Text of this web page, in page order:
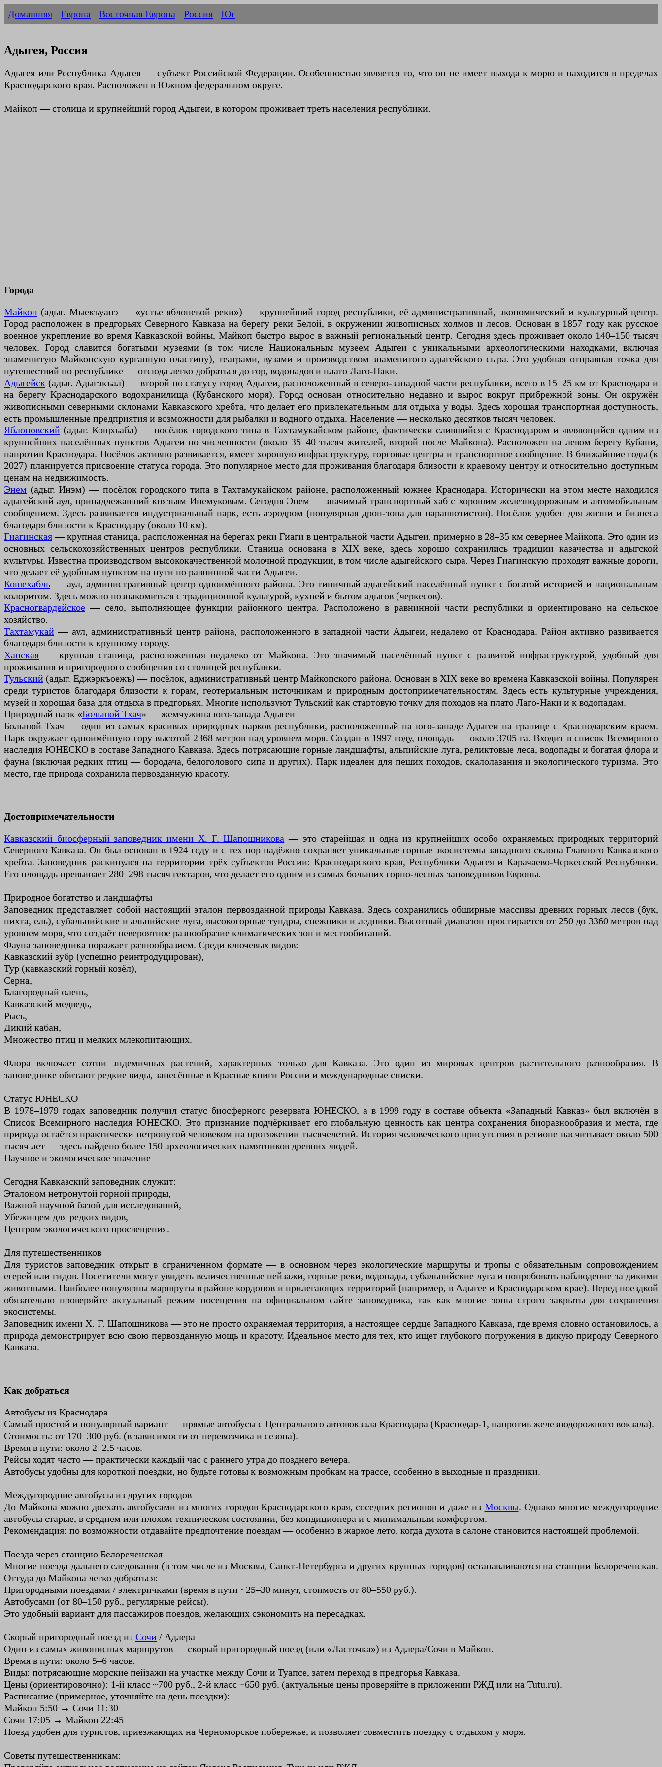
Домашняя Европа Восточная Европа Россия Юг
Адыгея, Россия
Адыгея или Республика Адыгея — субъект Российской Федерации. Особенностью является то, что он не имеет выхода к морю и находится в пределах
Краснодарского края. Расположен в Южном федеральном округе.
Майкоп — столица и крупнейший город Адыгеи, в котором проживает треть населения республики.
Города
Майкоп (адыг. Мыекъуапэ — «устье яблоневой реки») — крупнейший город республики, её административный, экономический и культурный центр.
Город расположен в предгорьях Северного Кавказа на берегу реки Белой, в окружении живописных холмов и лесов. Основан в 1857 году как русское
военное укрепление во время Кавказской войны, Майкоп быстро вырос в важный региональный центр. Сегодня здесь проживает около 140–150 тысяч
человек. Город славится богатыми музеями (в том числе Национальным музеем Адыгеи с уникальными археологическими находками, включая
знаменитую Майкопскую курганную пластину), театрами, вузами и производством знаменитого адыгейского сыра. Это удобная отправная точка для
путешествий по республике — отсюда легко добраться до гор, водопадов и плато Лаго-Наки.
Адыгейск (адыг. Адыгэкъал) — второй по статусу город Адыгеи, расположенный в северо-западной части республики, всего в 15–25 км от Краснодара и
на берегу Краснодарского водохранилища (Кубанского моря). Город основан относительно недавно и вырос вокруг прибрежной зоны. Он окружён
живописными северными склонами Кавказского хребта, что делает его привлекательным для отдыха у воды. Здесь хорошая транспортная доступность,
есть промышленные предприятия и возможности для рыбалки и водного отдыха. Население — несколько десятков тысяч человек.
Яблоновский (адыг. Кощхьабл) — посёлок городского типа в Тахтамукайском районе, фактически слившийся с Краснодаром и являющийся одним из
крупнейших населённых пунктов Адыгеи по численности (около 35–40 тысяч жителей, второй после Майкопа). Расположен на левом берегу Кубани,
напротив Краснодара. Посёлок активно развивается, имеет хорошую инфраструктуру, торговые центры и транспортное сообщение. В ближайшие годы (к
2027) планируется присвоение статуса города. Это популярное место для проживания благодаря близости к краевому центру и относительно доступным
ценам на недвижимость.
Энем (адыг. Инэм) — посёлок городского типа в Тахтамукайском районе, расположенный южнее Краснодара. Исторически на этом месте находился
адыгейский аул, принадлежавший князьям Инемуковым. Сегодня Энем — значимый транспортный хаб с хорошим железнодорожным и автомобильным
сообщением. Здесь развивается индустриальный парк, есть аэродром (популярная дроп-зона для парашютистов). Посёлок удобен для жизни и бизнеса
благодаря близости к Краснодару (около 10 км).
Гиагинская— крупная станица, расположенная на берегах реки Гиаги в центральной части Адыгеи, примерно в 28–35 км севернее Майкопа. Это один из
основных сельскохозяйственных центров республики. Станица основана в XIX веке, здесь хорошо сохранились традиции казачества и адыгской
культуры. Известна производством высококачественной молочной продукции, в том числе адыгейского сыра. Через Гиагинскую проходят важные дороги,
что делает её удобным пунктом на пути по равнинной части Адыгеи.
Кошехабль — аул, административный центр одноимённого района. Это типичный адыгейский населённый пункт с богатой историей и национальным
колоритом. Здесь можно познакомиться с традиционной культурой, кухней и бытом адыгов (черкесов).
Красногвардейское — село, выполняющее функции районного центра. Расположено в равнинной части республики и ориентировано на сельское
хозяйство.
Тахтамукай — аул, административный центр района, расположенного в западной части Адыгеи, недалеко от Краснодара. Район активно развивается
благодаря близости к крупному городу.
Ханская — крупная станица, расположенная недалеко от Майкопа. Это значимый населённый пункт с развитой инфраструктурой, удобный для
проживания и пригородного сообщения со столицей республики.
Тульский (адыг. Еджэркъоежъ) — посёлок, административный центр Майкопского района. Основан в XIX веке во времена Кавказской войны. Популярен
среди туристов благодаря близости к горам, геотермальным источникам и природным достопримечательностям. Здесь есть культурные учреждения,
музей и хорошая база для отдыха в предгорьях. Многие используют Тульский как стартовую точку для походов на плато Лаго-Наки и к водопадам.
Природный парк «Большой Тхач» — жемчужина юго-запада Адыгеи
Большой Тхач — один из самых красивых природных парков республики, расположенный на юго-западе Адыгеи на границе с Краснодарским краем.
Парк окружает одноимённую гору высотой 2368 метров над уровнем моря. Создан в 1997 году, площадь — около 3705 га. Входит в список Всемирного
наследия ЮНЕСКО в составе Западного Кавказа. Здесь потрясающие горные ландшафты, альпийские луга, реликтовые леса, водопады и богатая флора и
фауна (включая редких птиц — бородача, белоголового сипа и других). Парк идеален для пеших походов, скалолазания и экологического туризма. Это
место, где природа сохранила первозданную красоту.
Достопримечательности
Кавказский биосферный заповедник имени Х. Г. Шапошникова — это старейшая и одна из крупнейших особо охраняемых природных территорий
Северного Кавказа. Он был основан в 1924 году и с тех пор надёжно сохраняет уникальные горные экосистемы западного склона Главного Кавказского
хребта. Заповедник раскинулся на территории трёх субъектов России: Краснодарского края, Республики Адыгея и Карачаево-Черкесской Республики.
Его площадь превышает 280–298 тысяч гектаров, что делает его одним из самых больших горно-лесных заповедников Европы.
Природное богатство и ландшафты
Заповедник представляет собой настоящий эталон первозданной природы Кавказа. Здесь сохранились обширные массивы древних горных лесов (бук,
пихта, ель), субальпийские и альпийские луга, высокогорные тундры, снежники и ледники. Высотный диапазон простирается от 250 до 3360 метров над
уровнем моря, что создаёт невероятное разнообразие климатических зон и местообитаний.
Фауна заповедника поражает разнообразием. Среди ключевых видов:
Кавказский зубр (успешно реинтродуцирован),
Тур (кавказский горный козёл),
Серна,
Благородный олень,
Кавказский медведь,
Рысь,
Дикий кабан,
Множество птиц и мелких млекопитающих.
Флора включает сотни эндемичных растений, характерных только для Кавказа. Это один из мировых центров растительного разнообразия. В
заповеднике обитают редкие виды, занесённые в Красные книги России и международные списки.
Статус ЮНЕСКО
В 1978–1979 годах заповедник получил статус биосферного резервата ЮНЕСКО, а в 1999 году в составе объекта «Западный Кавказ» был включён в
Список Всемирного наследия ЮНЕСКО. Это признание подчёркивает его глобальную ценность как центра сохранения биоразнообразия и места, где
природа остаётся практически нетронутой человеком на протяжении тысячелетий. История человеческого присутствия в регионе насчитывает около 500
тысяч лет — здесь найдено более 150 археологических памятников древних людей.
Научное и экологическое значение
Сегодня Кавказский заповедник служит:
Эталоном нетронутой горной природы,
Важной научной базой для исследований,
Убежищем для редких видов,
Центром экологического просвещения.
Для путешественников
Для туристов заповедник открыт в ограниченном формате — в основном через экологические маршруты и тропы с обязательным сопровождением
егерей или гидов. Посетители могут увидеть величественные пейзажи, горные реки, водопады, субальпийские луга и попробовать наблюдение за дикими
животными. Наиболее популярны маршруты в районе кордонов и прилегающих территорий (например, в Адыгее и Краснодарском крае). Перед поездкой
обязательно проверяйте актуальный режим посещения на официальном сайте заповедника, так как многие зоны строго закрыты для сохранения
экосистемы.
Заповедник имени Х. Г. Шапошникова — это не просто охраняемая территория, а настоящее сердце Западного Кавказа, где время словно остановилось, а
природа демонстрирует всю свою первозданную мощь и красоту. Идеальное место для тех, кто ищет глубокого погружения в дикую природу Северного
Кавказа.
Как добраться
Автобусы из Краснодара
Самый простой и популярный вариант — прямые автобусы с Центрального автовокзала Краснодара (Краснодар-1, напротив железнодорожного вокзала).
Стоимость: от 170–300 руб. (в зависимости от перевозчика и сезона).
Время в пути: около 2–2,5 часов.
Рейсы ходят часто — практически каждый час с раннего утра до позднего вечера.
Автобусы удобны для короткой поездки, но будьте готовы к возможным пробкам на трассе, особенно в выходные и праздники.
Междугородние автобусы из других городов
До Майкопа можно доехать автобусами из многих городов Краснодарского края, соседних регионов и даже из Москвы. Однако многие междугородние
автобусы старые, в среднем или плохом техническом состоянии, без кондиционера и с минимальным комфортом.
Рекомендация: по возможности отдавайте предпочтение поездам — особенно в жаркое лето, когда духота в салоне становится настоящей проблемой.
Поезда через станцию Белореченская
Многие поезда дальнего следования (в том числе из Москвы, Санкт-Петербурга и других крупных городов) останавливаются на станции Белореченская.
Оттуда до Майкопа легко добраться:
Пригородными поездами / электричками (время в пути ~25–30 минут, стоимость от 80–550 руб.).
Автобусами (от 80–150 руб., регулярные рейсы).
Это удобный вариант для пассажиров поездов, желающих сэкономить на пересадках.
Скорый пригородный поезд из Сочи / Адлера
Один из самых живописных маршрутов — скорый пригородный поезд (или «Ласточка») из Адлера/Сочи в Майкоп.
Время в пути: около 5–6 часов.
Виды: потрясающие морские пейзажи на участке между Сочи и Туапсе, затем переход в предгорья Кавказа.
Цены (ориентировочно): 1-й класс ~700 руб., 2-й класс ~650 руб. (актуальные цены проверяйте в приложении РЖД или на Tutu.ru).
Расписание (примерное, уточняйте на день поездки):
Майкоп 5:50 → Сочи 11:30
Сочи 17:05 → Майкоп 22:45
Поезд удобен для туристов, приезжающих на Черноморское побережье, и позволяет совместить поездку с отдыхом у моря.
Советы путешественникам: